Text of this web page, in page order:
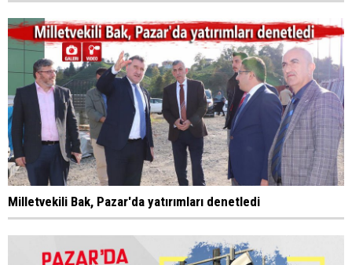
Milletvekili Bak, Pazar'da yatırımları denetledi